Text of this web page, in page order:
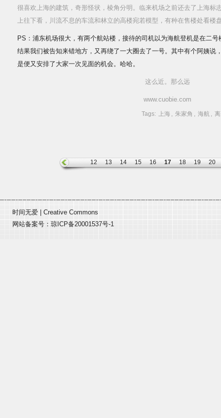
很喜欢上海的建筑，奇形怪状，棱角分明。临来机场之前还去了上海标
上往下看，川流不息的车流和林立的高楼宛若模型，有种在售楼处看楼
PS：浦东机场很大，有两个航站楼，接待的司机以为海航登机是在二
结果我们被告知来错地方，又再绕了一大圈去了一号。其中有个阿姨说
是便又安排了大家一次见面的机会。哈哈。
这么近。那么远
www.cuobie.com
Tags: 上海 , 朱家角 , 海航 ,
12 13 14 15 16 17 18 19 20
时间无爱
Creative Commons
网站备案号： 琼ICP备20001537号-1